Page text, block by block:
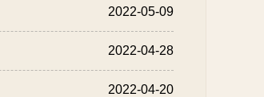
2022-05-09
2022-04-28
2022-04-20